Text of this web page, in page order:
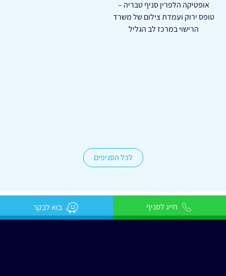
אופטיקה הלפרין סניף טבריה –
טופס ירוק ועמדת צילום של משרד
הרישוי במרכז לב הגליל
לכל הסניפים
חייג לסניף בוא לבקר